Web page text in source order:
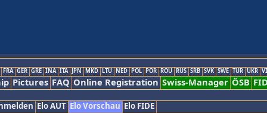
FRA GER GRE INA ITA JPN MKD LTU NED POL POR ROU RUS SRB SVK SWE TUR UKR
Pictures FAQ Online Registration Swiss-Manager ÖSB
Elo AUT Elo Vorschau Elo FIDE